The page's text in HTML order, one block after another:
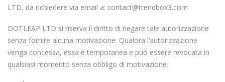
LTD, da richiedere via email a: contact@trendbox3.com
DOTLEAP LTD si riserva il diritto di negare tale autorizzazione
senza fornire alcuna motivazione. Qualora l’autorizzazione
venga concessa, essa è temporanea e può essere revocata in
qualsiasi momento senza obbligo di motivazione.